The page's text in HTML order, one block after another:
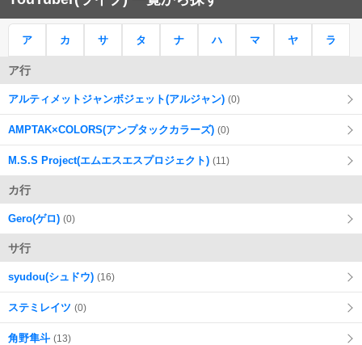
ア カ サ タ ナ ハ マ ヤ ラ
ア行
アルティメットジャンボジェット(アルジャン) (0)
AMPTAK×COLORS(アンプタックカラーズ) (0)
M.S.S Project(エムエスエスプロジェクト) (11)
カ行
Gero(ゲロ) (0)
サ行
syudou(シュドウ) (16)
ステミレイツ (0)
角野隼斗 (13)